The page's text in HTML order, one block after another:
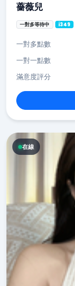
薔薇兒
一對多等待中 i349
一對多點數
一對一點數
滿意度評分
在線